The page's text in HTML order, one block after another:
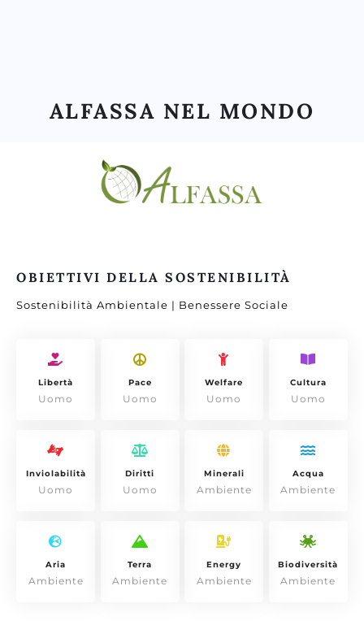
ALFASSA NEL MONDO
OBIETTIVI DELLA SOSTENIBILITÀ
Sostenibilità Ambientale | Benessere Sociale
Libertà
Uomo
Pace
Uomo
Welfare
Uomo
Cultura
Uomo
Inviolabilità
Uomo
Diritti
Uomo
Minerali
Ambiente
Acqua
Ambiente
Aria
Ambiente
Terra
Ambiente
Energy
Ambiente
Biodiversità
Ambiente